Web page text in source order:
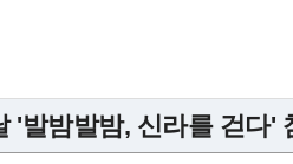
'발밤발밤, 신라를 걷다'